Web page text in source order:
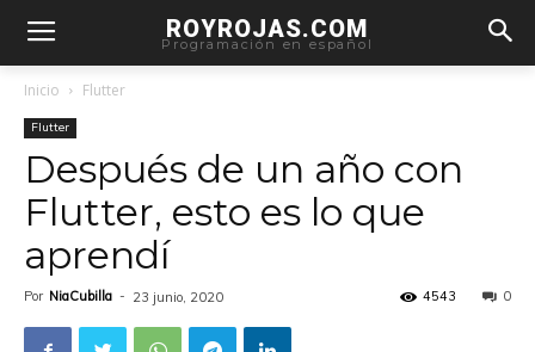
ROYROJAS.COM
Programación en español
Inicio Flutter
Flutter
Después de un año con
Flutter, esto es lo que
aprendí
Por NiaCubilla - 23 junio, 2020 0
4543